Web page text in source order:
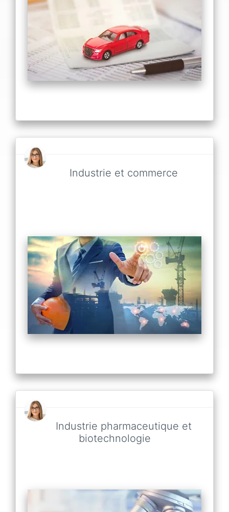
Industrie et commerce
Industrie pharmaceutique et
biotechnologie